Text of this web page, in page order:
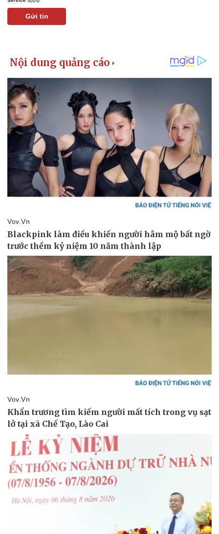
Pháp luật
Vụ án
Tin nóng
Tư vấn luật
Việt Nam
Phân tích
Gửi tin